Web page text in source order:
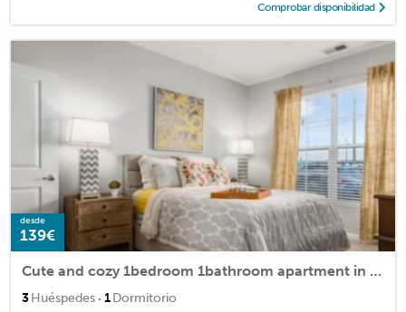
Comprobar disponibilidad
desde
139€
Cute and cozy 1bedroom 1bathroom apartment in the heart of Hilliard. ..
3Huéspedes · 1Dormitorio